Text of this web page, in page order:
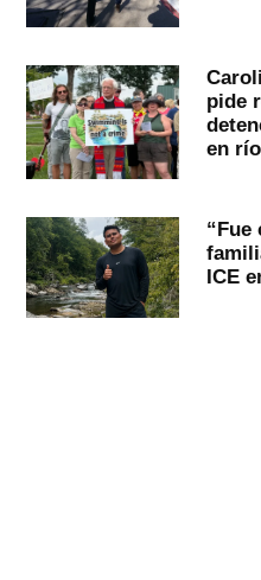
pide
en río
“Fue
ICE